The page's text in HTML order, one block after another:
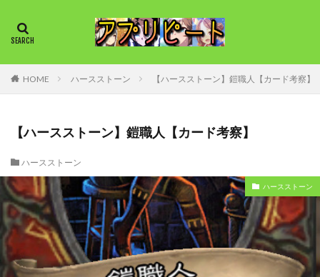
HOME ハースストーン 【ハースストーン】鎧職人【カード考察】
【ハースストーン】鎧職人【カード考察】
ハースストーン
ハースストーン